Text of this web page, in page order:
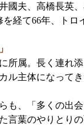
國夫、高橋長英
経て66年、トロ
所属。長く連れ
ル主体になって
も、「多くの出
言葉のやりとり